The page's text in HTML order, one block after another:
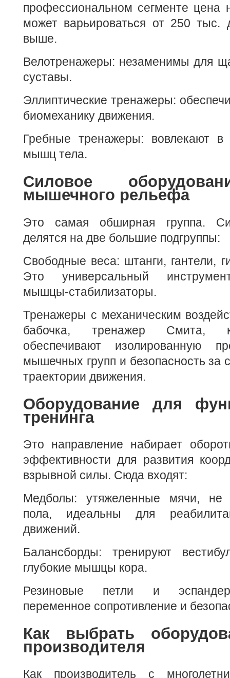
профессиональном сегменте цена
может варьироваться от 250
выше.
Велотренажеры: незаменимы для
суставы.
Эллиптические тренажеры:
биомеханику движения.
Гребные тренажеры: вовлекают в
мышц тела.
Силовое
мышечного рельефа
Это самая обширная группа.
делятся на две большие подгруппы:
Свободные веса: штанги, гантели,
Это универсальный
мышцы-стабилизаторы.
Тренажеры с механическим
бабочка, тренажер Смита,
обеспечивают изолированную
мышечных групп и безопасность за
траектории движения.
Оборудование для
тренинга
Это направление набирает
эффективности для развития
взрывной силы. Сюда входят:
Медболы: утяжеленные мячи, не
пола, идеальны для
движений.
Балансборды: тренируют
глубокие мышцы кора.
Резиновые петли и
переменное сопротивление и
Как выбрать
производителя
Как производитель с